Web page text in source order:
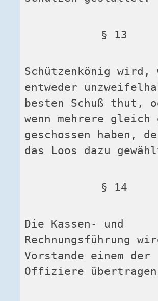
§ 13
Schützenkönig wird,
entweder
besten Schuß thut,
wenn mehrere gleich
geschossen haben,
das Loos dazu
§ 14
Die Kassen- und
Rechnungsführung
Vorstande einem der
Offiziere